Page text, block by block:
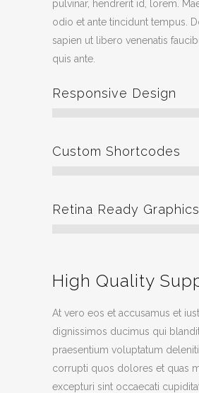
pulvinar, hendrerit id, lorem.
odio et ante tincidunt tempus.
sapien ut libero venenatis
quis ante.
Responsive Design
Custom Shortcodes
Retina Ready Graphics
High Quality
At vero eos et accusamus et
dignissimos ducimus qui
praesentium voluptatum
corrupti quos dolores et quas
excepturi sint occaecati